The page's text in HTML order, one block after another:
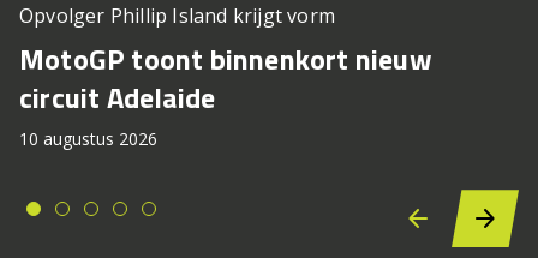
Opvolger Phillip Island krijgt vorm
MotoGP toont binnenkort nieuw
circuit Adelaide
10 augustus 2026